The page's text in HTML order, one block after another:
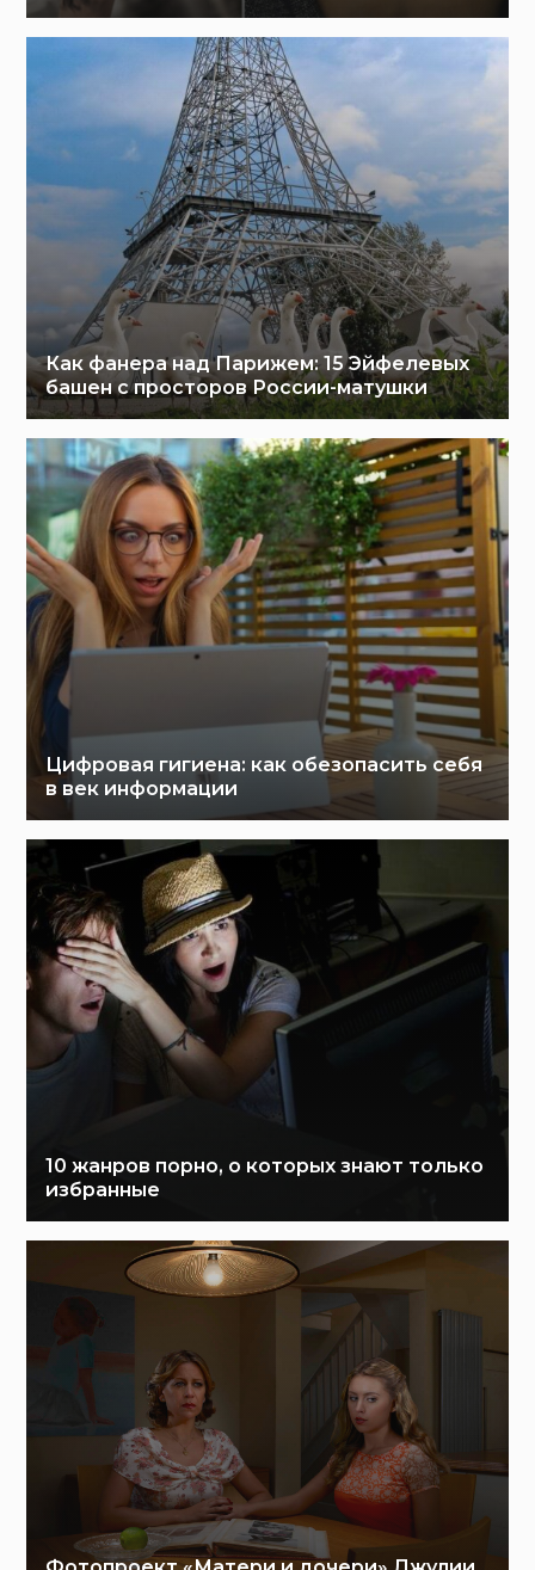
Как фанера над Парижем: 15 Эйфелевых
башен с просторов России-матушки
Цифровая гигиена: как обезопасить себя
в век информации
10 жанров порно, о которых знают только
избранные